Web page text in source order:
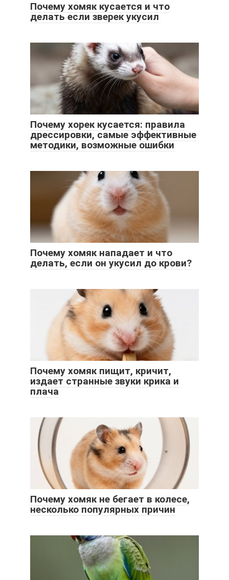
Почему хомяк кусается и что
делать если зверек укусил
Почему хорек кусается: правила
дрессировки, самые эффективные
методики, возможные ошибки
Почему хомяк нападает и что
делать, если он укусил до крови?
Почему хомяк пищит, кричит,
издает странные звуки крика и
плача
Почему хомяк не бегает в колесе,
несколько популярных причин